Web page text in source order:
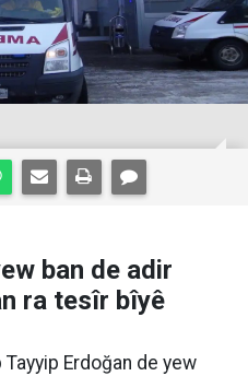
ban de adir
ra tesîr bîyê
Erdoğan de yew